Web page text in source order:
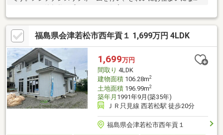
れました。築年数を感じさせない住宅です。
福島県会津若松市西年貢１ 1,699万円 4LDK
1,699万円
間取り 4LDK
建物面積106.28m2
土地面積196.99m2
築年月 1991年9月(築35年)
ＪＲ只見線 西若松駅 徒歩20分
福島県会津若松市西年貢１